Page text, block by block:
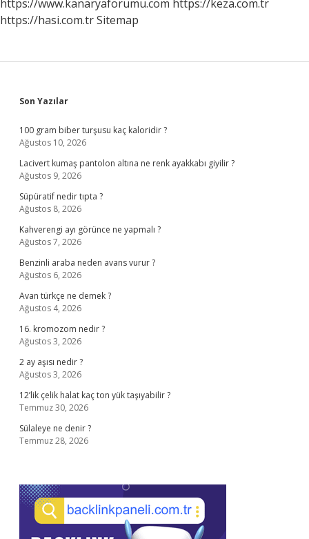
https://www.kanaryaforumu.com https://keza.com.tr
https://hasi.com.trSitemap
Sidebar
Son Yazılar
100 gram biber turşusu kaç kaloridir ?
Ağustos 10, 2026
Lacivert kumaş pantolon altına ne renk ayakkabı giyilir ?
Ağustos 9, 2026
Süpüratif nedir tıpta ?
Ağustos 8, 2026
Kahverengi ayı görünce ne yapmalı ?
Ağustos 7, 2026
Benzinli araba neden avans vurur ?
Ağustos 6, 2026
Avan türkçe ne demek ?
Ağustos 4, 2026
16. kromozom nedir ?
Ağustos 3, 2026
2 ay aşısı nedir ?
Ağustos 3, 2026
12’lik çelik halat kaç ton yük taşıyabilir ?
Temmuz 30, 2026
Sülaleye ne denir ?
Temmuz 28, 2026